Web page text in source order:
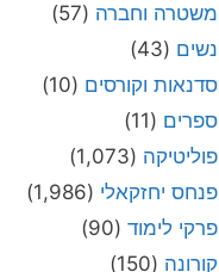
משטרה וחברה (57)
נשים (43)
סדנאות וקורסים (10)
ספרים (11)
פוליטיקה (1,073)
פנחס יחזקאלי (1,986)
פרקי לימוד (90)
קורונה (150)